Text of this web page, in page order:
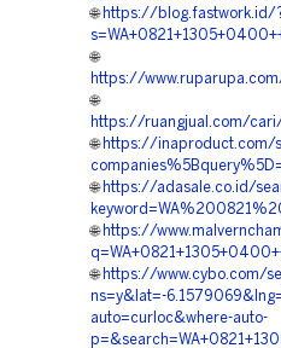
🌐 https://blog.fastwork.id/
🌐
https://
🌐
https://ruangjual.com/
🌐 https://inaproduct.com/
🌐 https://adasale.co.id/
🌐 https://
🌐 https://www.cybo.com/
ns=y&lat=-
auto=curloc&where-auto-